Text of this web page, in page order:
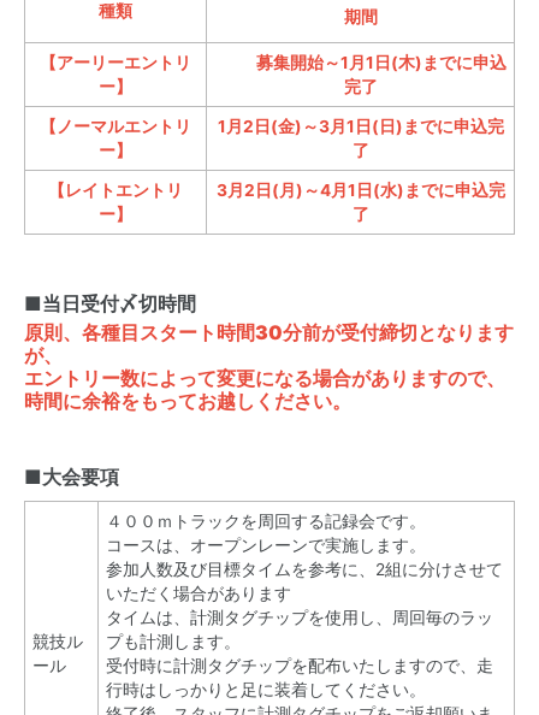
種類 期間
【アーリーエントリ
ー】
募集開始～1月1日(木)までに申込
完了
【ノーマルエントリ
ー】
1月2日(金)～3月1日(日)までに申込完
了
【レイトエントリ
ー】
3月2日(月)～4月1日(水)までに申込完
了
■当日受付〆切時間
原則、各種目スタート時間30分前が受付締切となります
が、
エントリー数によって変更になる場合がありますので、
時間に余裕をもってお越しください。
■大会要項
競技ル
ール
４００ｍトラックを周回する記録会です。
コースは、オープンレーンで実施します。
参加人数及び目標タイムを参考に、2組に分けさせて
いただく場合があります
タイムは、計測タグチップを使用し、周回毎のラッ
プも計測します。
受付時に計測タグチップを配布いたしますので、走
行時はしっかりと足に装着してください。